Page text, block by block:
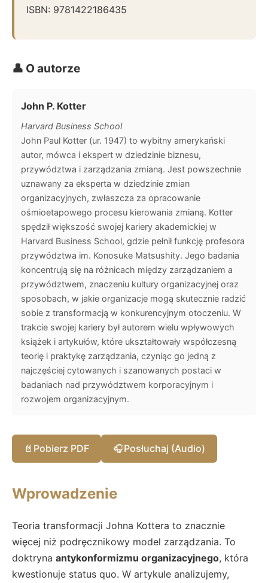
ISBN: 9781422186435
👤 O autorze
John P. Kotter
Harvard Business School
John Paul Kotter (ur. 1947) to wybitny amerykański
autor, mówca i ekspert w dziedzinie biznesu,
przywództwa i zarządzania zmianą. Jest powszechnie
uznawany za eksperta w dziedzinie zmian
organizacyjnych, zwłaszcza za opracowanie
ośmioetapowego procesu kierowania zmianą. Kotter
spędził większość swojej kariery akademickiej w
Harvard Business School, gdzie pełnił funkcję profesora
przywództwa im. Konosuke Matsushity. Jego badania
koncentrują się na różnicach między zarządzaniem a
przywództwem, znaczeniu kultury organizacyjnej oraz
sposobach, w jakie organizacje mogą skutecznie radzić
sobie z transformacją w konkurencyjnym otoczeniu. W
trakcie swojej kariery był autorem wielu wpływowych
książek i artykułów, które ukształtowały współczesną
teorię i praktykę zarządzania, czyniąc go jedną z
najczęściej cytowanych i szanowanych postaci w
badaniach nad przywództwem korporacyjnym i
rozwojem organizacyjnym.
📄 Pobierz PDF 🎧Posłuchaj (Audio)
Wprowadzenie
Teoria transformacji Johna Kottera to znacznie
więcej niż podręcznikowy model zarządzania. To
doktryna antykonformizmu organizacyjnego, która
kwestionuje status quo. W artykule analizujemy,